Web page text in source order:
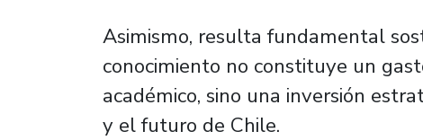
Asimismo, resulta fundamental
conocimiento no constituye un
académico, sino una inversión
y el futuro de Chile.